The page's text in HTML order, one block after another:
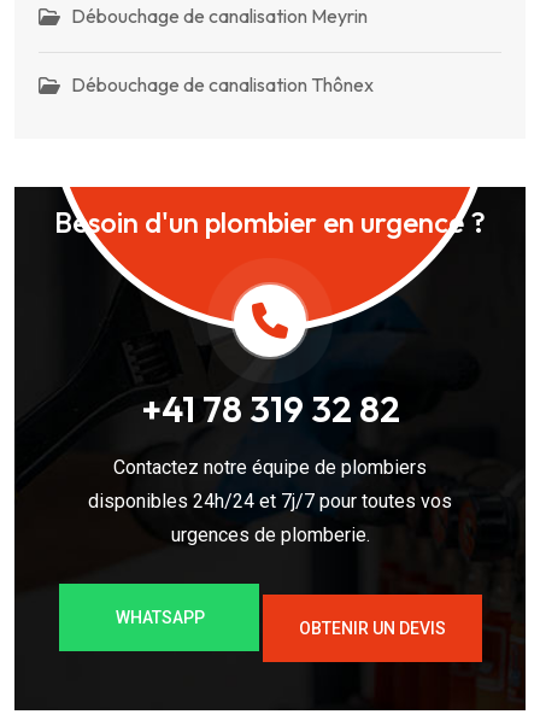
Débouchage de canalisation Meyrin
Débouchage de canalisation Thônex
Besoin d'un plombier en urgence ?
+41 78 319 32 82
Contactez notre équipe de plombiers
disponibles 24h/24 et 7j/7 pour toutes vos
urgences de plomberie.
WHATSAPP
OBTENIR UN DEVIS